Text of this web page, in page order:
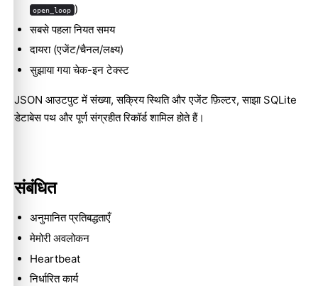
open_loop )
सबसे पहला नियत समय
दायरा (एजेंट/चैनल/लक्ष्य)
सुझाया गया चेक-इन टेक्स्ट
JSON आउटपुट में संख्या, सक्रिय स्थिति और एजेंट फ़िल्टर, साझा SQLite
डेटाबेस पथ और पूर्ण संग्रहीत रिकॉर्ड शामिल होते हैं।
संबंधित
अनुमानित प्रतिबद्धताएँ
मेमोरी अवलोकन
Heartbeat
निर्धारित कार्य
Molty